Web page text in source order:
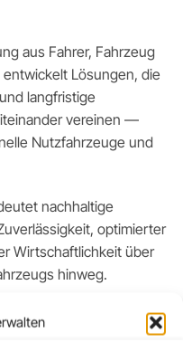
aus Fahrer, Fahrzeug
Lösungen, die
langfristige
vereinen —
Nutzfahrzeuge und
nachhaltige
optimierter
Wirtschaftlichkeit über
hinweg.